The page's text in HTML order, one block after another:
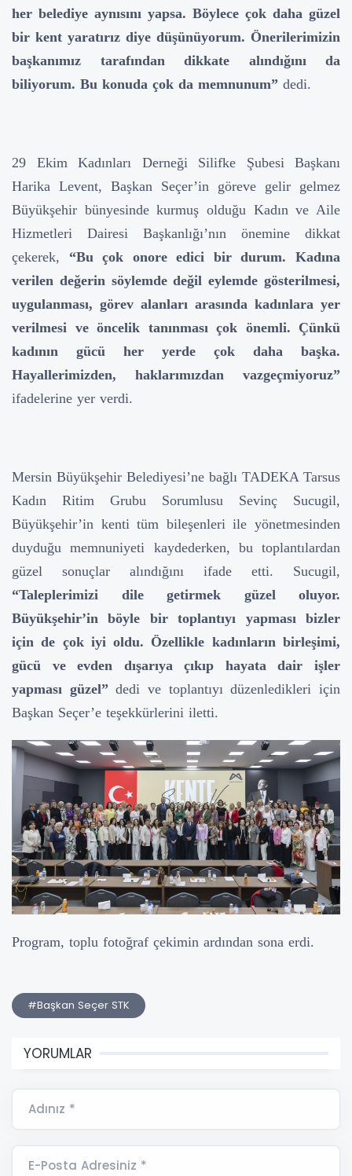
her belediye aynısını yapsa. Böylece çok daha güzel
bir kent yaratırız diye düşünüyorum. Önerilerimizin
başkanımız tarafından dikkate alındığını da
biliyorum. Bu konuda çok da memnunum” dedi.
29 Ekim Kadınları Derneği Silifke Şubesi Başkanı
Harika Levent, Başkan Seçer’in göreve gelir gelmez
Büyükşehir bünyesinde kurmuş olduğu Kadın ve Aile
Hizmetleri Dairesi Başkanlığı’nın önemine dikkat
çekerek, “Bu çok onore edici bir durum. Kadına
verilen değerin söylemde değil eylemde gösterilmesi,
uygulanması, görev alanları arasında kadınlara yer
verilmesi ve öncelik tanınması çok önemli. Çünkü
kadının gücü her yerde çok daha başka.
Hayallerimizden, haklarımızdan vazgeçmiyoruz”
ifadelerine yer verdi.
Mersin Büyükşehir Belediyesi’ne bağlı TADEKA Tarsus
Kadın Ritim Grubu Sorumlusu Sevinç Sucugil,
Büyükşehir’in kenti tüm bileşenleri ile yönetmesinden
duyduğu memnuniyeti kaydederken, bu toplantılardan
güzel sonuçlar alındığını ifade etti. Sucugil,
“Taleplerimizi dile getirmek güzel oluyor.
Büyükşehir’in böyle bir toplantıyı yapması bizler
için de çok iyi oldu. Özellikle kadınların birleşimi,
gücü ve evden dışarıya çıkıp hayata dair işler
yapması güzel”dedi ve toplantıyı düzenledikleri için
Başkan Seçer’e teşekkürlerini iletti.
Program, toplu fotoğraf çekimin ardından sona erdi.
#Başkan Seçer STK
YORUMLAR
Adınız *
E-Posta Adresiniz *